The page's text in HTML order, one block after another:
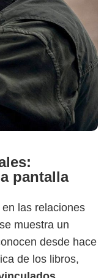
pantalla
las relaciones
muestra un
desde hace
de los libros,